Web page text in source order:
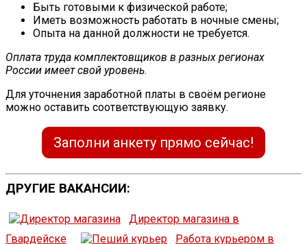
Быть готовыми к физической работе;
Иметь возможность работать в ночные смены;
Опыта на данной должности не требуется.
Оплата труда комплектовщиков в разных регионах
России имеет свой уровень.
Для уточнения заработной платы в своём регионе
можно оставить соответствующую заявку.
Заполни анкету прямо сейчас!
ДРУГИЕ ВАКАНСИИ:
Директор магазина в
Гвардейске
Работа курьером в